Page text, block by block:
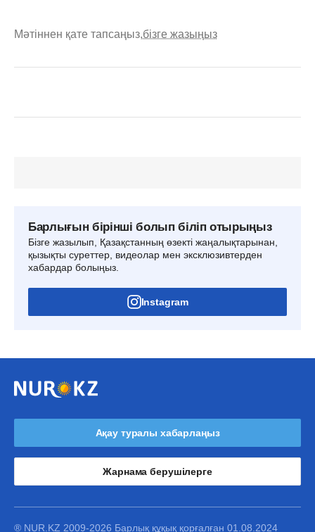
Мәтіннен қате тапсаңыз,бізге жазыңыз
Барлығын бірінші болып біліп отырыңыз
Бізге жазылып, Қазақстанның өзекті жаңалықтарынан,
қызықты суреттер, видеолар мен эксклюзивтерден
хабардар болыңыз.
Instagram
Ақау туралы хабарлаңыз
Жарнама берушілерге
® NUR.KZ 2009-2026 Барлық құқық қорғалған 01.08.2024